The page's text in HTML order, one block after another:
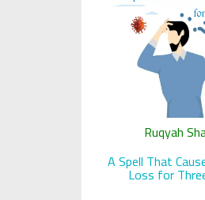
Ruqyah
A Spell That
Loss for